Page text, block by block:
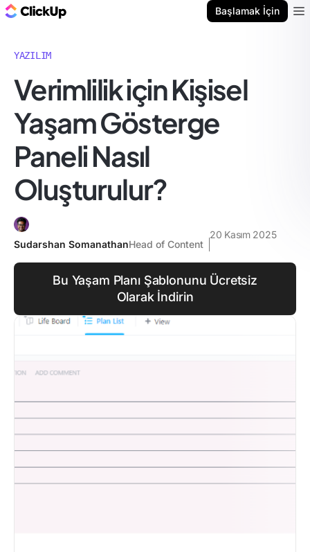
Başlamak İçin
YAZILIM
Verimlilik için Kişisel
Yaşam Gösterge
Paneli Nasıl
Oluşturulur?
Sudarshan SomanathanHead of Content
20 Kasım 2025
Bu Yaşam Planı Şablonunu Ücretsiz
Olarak İndirin